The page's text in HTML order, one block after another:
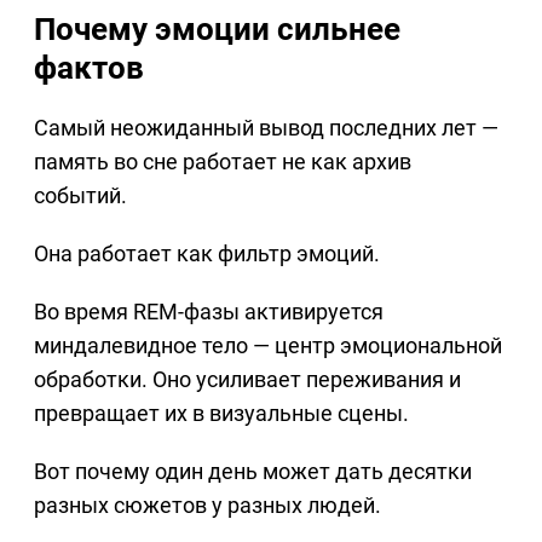
Почему эмоции сильнее
фактов
Самый неожиданный вывод последних лет —
память во сне работает не как архив
событий.
Она работает как фильтр эмоций.
Во время REM-фазы активируется
миндалевидное тело — центр эмоциональной
обработки. Оно усиливает переживания и
превращает их в визуальные сцены.
Вот почему один день может дать десятки
разных сюжетов у разных людей.